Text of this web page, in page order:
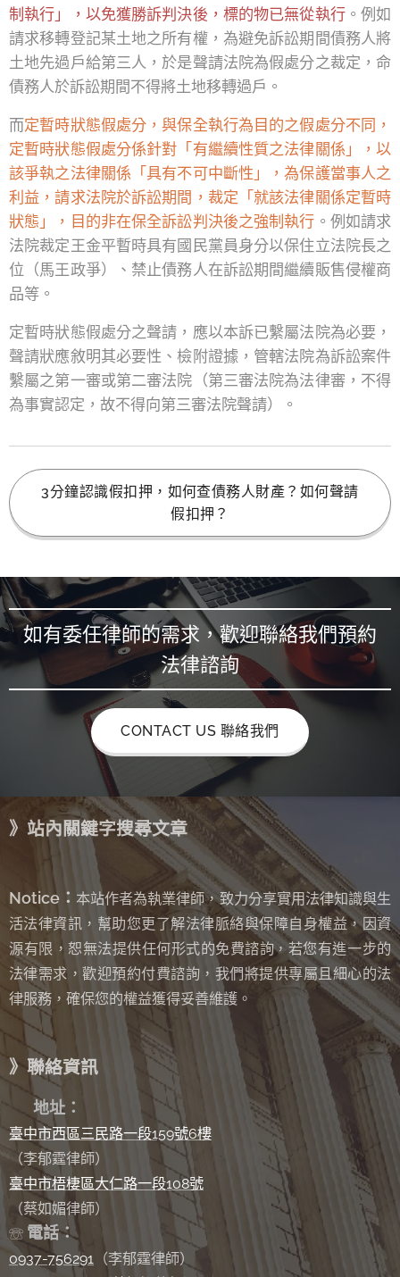
制執行」，以免獲勝訴判決後，標的物已無從執行。例如
請求移轉登記某土地之所有權，為避免訴訟期間債務人將
土地先過戶給第三人，於是聲請法院為假處分之裁定，命
債務人於訴訟期間不得將土地移轉過戶。
而定暫時狀態假處分，與保全執行為目的之假處分不同，
定暫時狀態假處分係針對「有繼續性質之法律關係」，以
該爭執之法律關係「具有不可中斷性」，為保護當事人之
利益，請求法院於訴訟期間，裁定「就該法律關係定暫時
狀態」，目的非在保全訴訟判決後之強制執行 。例如請求
法院裁定王金平暫時具有國民黨員身分以保住立法院長之
位（馬王政爭）、禁止債務人在訴訟期間繼續販售侵權商
品等。
定暫時狀態假處分之聲請，應以本訴已繫屬法院為必要，
聲請狀應敘明其必要性、檢附證據，管轄法院為訴訟案件
繫屬之第一審或第二審法院（第三審法院為法律審，不得
為事實認定，故不得向第三審法院聲請）。
3分鐘認識假扣押，如何查債務人財產？如何聲請
假扣押？
如有委任律師的需求，歡迎聯絡我們預約
法律諮詢
CONTACT US 聯絡我們
》站內關鍵字搜尋文章
Notice： 本站作者為執業律師，致力分享實用法律知識與生
活法律資訊，幫助您更了解法律脈絡與保障自身權益，因資
源有限，恕無法提供任何形式的免費諮詢， 若您有進一步的
法律需求，歡迎預約付費諮詢，我們將提供專屬且細心的法
律服務，確保您的權益獲得妥善維護。
》聯絡資訊
地址：
臺中市西區三民路一段159號6樓
（李郁霆律師）
臺中市梧棲區大仁路一段108號
（蔡如媚律師）
☏ 電話：
0937-756291 （李郁霆律師）